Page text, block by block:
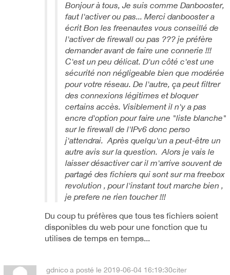
Bonjour à tous, Je suis comme Danbooster,
faut l'activer ou pas... Merci danbooster a
écrit Bon les freenautes vous conseillé de
l'activer de firewall ou pas ??? je préfère
demander avant de faire une connerie !!!
C'est un peu délicat. D'un côté c'est une
sécurité non négligeable bien que modérée
pour votre réseau. De l'autre, ça peut filtrer
des connexions légitimes et bloquer
certains accès. Visiblement il n'y a pas
encre d'option pour faire une "liste blanche"
sur le firewall de l'IPv6 donc perso
j'attendrai. Après quelqu'un a peut-être un
autre avis sur la question. Alors je vais le
laisser désactiver car il m'arrive souvent de
partagé des fichiers qui sont sur ma freebox
revolution , pour l'instant tout marche bien ,
je prefere ne rien toucher !!!
Du coup tu préfères que tous tes fichiers soient
disponibles du web pour une fonction que tu
utilises de temps en temps...
gdnico a posté le 2019-06-04 16:19:30citer